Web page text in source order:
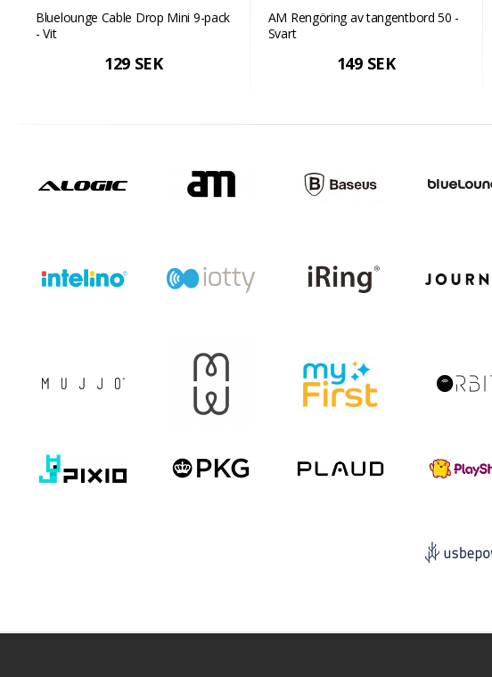
Bluelounge Cable Drop Mini 9-pack
- Vit
129 SEK
AM Rengöring av tangentbord 50 -
Svart
149 SEK